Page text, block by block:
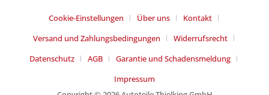
Cookie-Einstellungen Über uns
Kontakt
Versand und Zahlungsbedingungen
Widerrufsrecht
Datenschutz
AGB
Garantie und Schadensmeldung
Impressum